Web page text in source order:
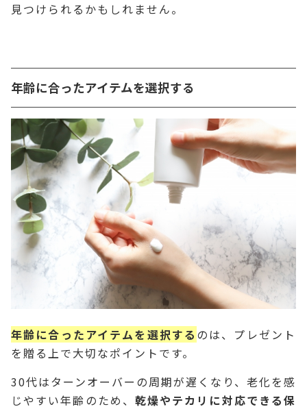
見つけられるかもしれません。
年齢に合ったアイテムを選択する
年齢に合ったアイテムを選択する のは、プレゼント
を贈る上で大切なポイントです。
30代はターンオーバーの周期が遅くなり、老化を感
じやすい年齢のため、 乾燥やテカリに対応できる保